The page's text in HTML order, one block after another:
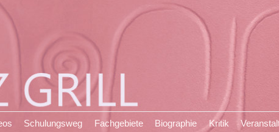
Schulungsweg Fachgebiete Biographie Kritik